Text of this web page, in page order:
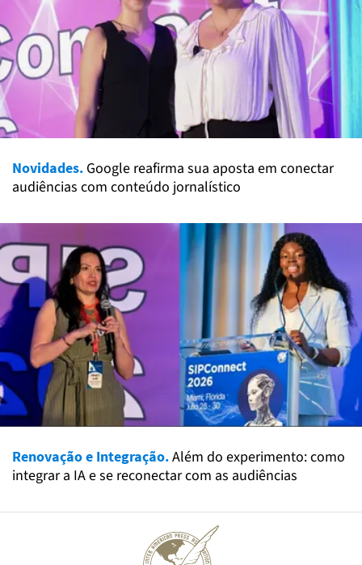
Novidades. Google reafirma sua aposta em conectar
audiências com conteúdo jornalístico
Renovação e Integração.Além do experimento: como
integrar a IA e se reconectar com as audiências